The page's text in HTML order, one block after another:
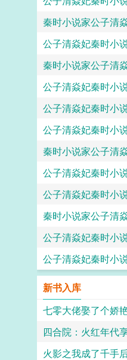
秦时小说家公子清
秦时小说家公子清
公子清焱妃秦时小
公子清焱妃秦时小
新书入库
七零大佬娶了个娇
四合院：火红年代
火影之我成了千手